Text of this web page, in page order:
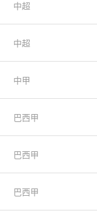
中超
中超
中甲
巴西甲
巴西甲
巴西甲